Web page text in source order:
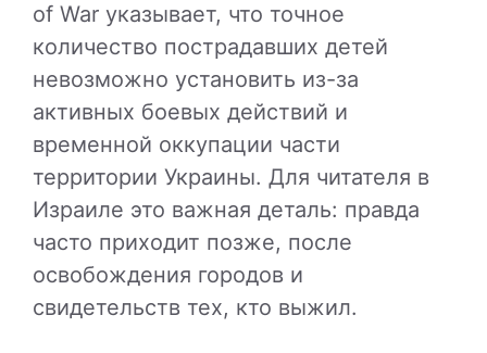
of War указывает, что точное
количество пострадавших детей
невозможно установить из-за
активных боевых действий и
временной оккупации части
территории Украины. Для читателя в
Израиле это важная деталь: правда
часто приходит позже, после
освобождения городов и
свидетельств тех, кто выжил.